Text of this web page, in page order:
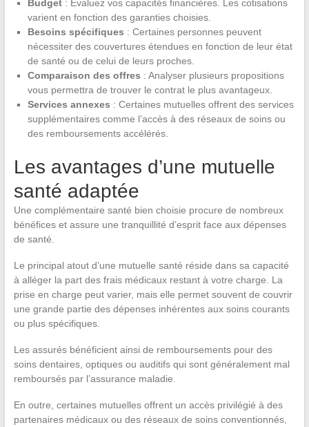
Budget: Évaluez vos capacités financières. Les cotisations
varient en fonction des garanties choisies.
Besoins spécifiques : Certaines personnes peuvent
nécessiter des couvertures étendues en fonction de leur état
de santé ou de celui de leurs proches.
Comparaison des offres : Analyser plusieurs propositions
vous permettra de trouver le contrat le plus avantageux.
Services annexes : Certaines mutuelles offrent des services
supplémentaires comme l’accès à des réseaux de soins ou
des remboursements accélérés.
Les avantages d’une mutuelle
santé adaptée
Une complémentaire santé bien choisie procure de nombreux
bénéfices et assure une tranquillité d’esprit face aux dépenses
de santé.
Le principal atout d’une mutuelle santé réside dans sa capacité
à alléger la part des frais médicaux restant à votre charge. La
prise en charge peut varier, mais elle permet souvent de couvrir
une grande partie des dépenses inhérentes aux soins courants
ou plus spécifiques.
Les assurés bénéficient ainsi de remboursements pour des
soins dentaires, optiques ou auditifs qui sont généralement mal
remboursés par l’assurance maladie.
En outre, certaines mutuelles offrent un accès privilégié à des
partenaires médicaux ou des réseaux de soins conventionnés,